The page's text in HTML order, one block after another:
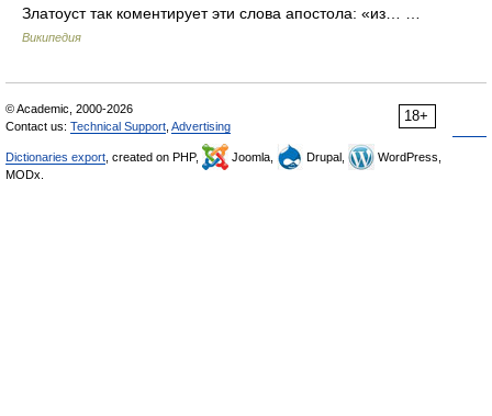
Златоуст так коментирует эти слова апостола: «из… …
Википедия
18+
© Academic, 2000-2026
Contact us: Technical Support Advertising
Dictionaries export , created on PHP, Joomla, Drupal,
WordPress,
MODx.